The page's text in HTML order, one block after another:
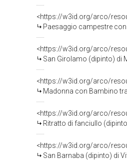
<https://w3id.org/arco/
Paesaggio campestre
<https://w3id.org/arco/
San Girolamo (dipinto) di
<https://w3id.org/arco/
Madonna con Bambino
<https://w3id.org/arco/
Ritratto di fanciullo
<https://w3id.org/arco/
San Barnaba (dipinto) di